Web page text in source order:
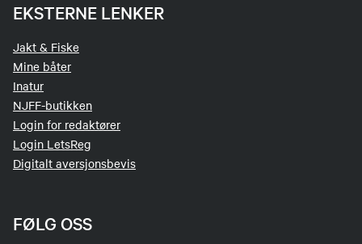
EKSTERNE LENKER
Jakt & Fiske
Mine båter
Inatur
NJFF-butikken
Login for redaktører
Login LetsReg
Digitalt aversjonsbevis
FØLG OSS